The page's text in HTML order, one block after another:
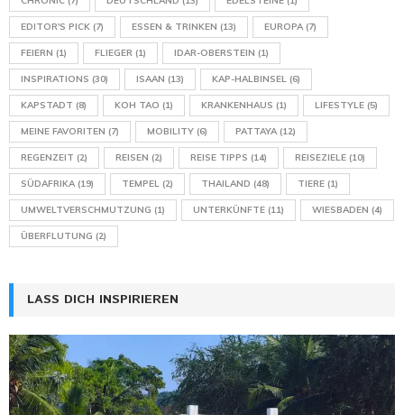
EDITOR'S PICK (7) ESSEN & TRINKEN (13) EUROPA(7)
FEIERN (1) FLIEGER (1) IDAR-OBERSTEIN (1)
INSPIRATIONS (30) ISAAN (13) KAP-HALBINSEL (6)
KAPSTADT (8) KOH TAO (1) KRANKENHAUS (1) LIFESTYLE (5)
MEINE FAVORITEN (7) MOBILITY (6) PATTAYA(12)
REGENZEIT (2) REISEN (2) REISE TIPPS (14) REISEZIELE (10)
SÜDAFRIKA(19) TEMPEL (2) THAILAND (48) TIERE (1)
UMWELTVERSCHMUTZUNG (1) UNTERKÜNFTE (11) WIESBADEN (4)
ÜBERFLUTUNG (2)
LASS DICH INSPIRIEREN